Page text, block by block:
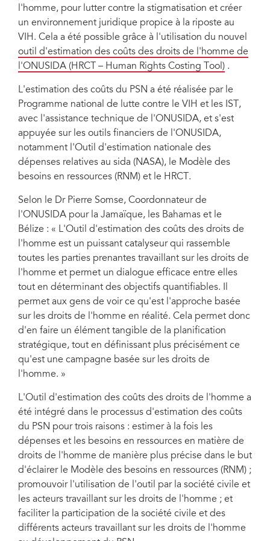
l'homme, pour lutter contre la stigmatisation et créer
un environnement juridique propice à la riposte au
VIH. Cela a été possible grâce à l'utilisation du nouvel
outil d'estimation des coûts des droits de l'homme de
l'ONUSIDA (HRCT – Human Rights Costing Tool) .
L'estimation des coûts du PSN a été réalisée par le
Programme national de lutte contre le VIH et les IST,
avec l'assistance technique de l'ONUSIDA, et s'est
appuyée sur les outils financiers de l'ONUSIDA,
notamment l'Outil d'estimation nationale des
dépenses relatives au sida (NASA), le Modèle des
besoins en ressources (RNM) et le HRCT.
Selon le Dr Pierre Somse, Coordonnateur de
l'ONUSIDA pour la Jamaïque, les Bahamas et le
Bélize : « L'Outil d'estimation des coûts des droits de
l'homme est un puissant catalyseur qui rassemble
toutes les parties prenantes travaillant sur les droits de
l'homme et permet un dialogue efficace entre elles
tout en déterminant des objectifs quantifiables. Il
permet aux gens de voir ce qu'est l'approche basée
sur les droits de l'homme en réalité. Cela permet donc
d'en faire un élément tangible de la planification
stratégique, tout en définissant plus précisément ce
qu'est une campagne basée sur les droits de
l'homme. »
L'Outil d'estimation des coûts des droits de l'homme a
été intégré dans le processus d'estimation des coûts
du PSN pour trois raisons : estimer à la fois les
dépenses et les besoins en ressources en matière de
droits de l'homme de manière plus précise dans le but
d'éclairer le Modèle des besoins en ressources (RNM) ;
promouvoir l'utilisation de l'outil par la société civile et
les acteurs travaillant sur les droits de l'homme ; et
faciliter la participation de la société civile et des
différents acteurs travaillant sur les droits de l'homme